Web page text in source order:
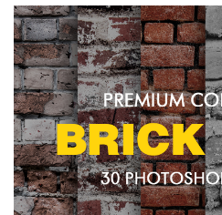
Brick Wall
(30 Textures)
Large 6000*4000px
Entire Collection
(1783 Overlays)
Large 6000*4000px